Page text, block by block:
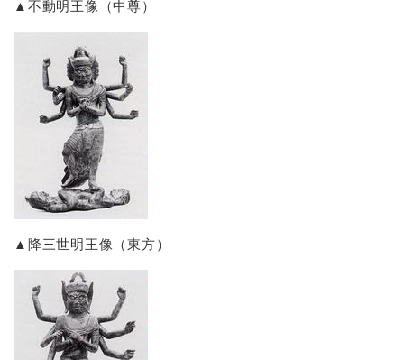
▲不動明王像（中尊）
▲降三世明王像（東方）